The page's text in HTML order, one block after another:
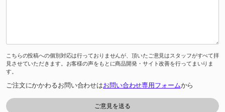
こちらの投稿への個別対応は行っておりませんが、頂いたご意見はスタッフがすべて拝
見させていただきます。お客様の声をもとに商品開発・サイト改善を行ってまいりま
す。
ご注文にかかわるお問い合わせはお問い合わせ専用フォームから